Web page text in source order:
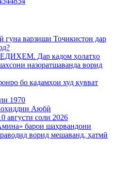
гуна варзиши Тоҷикистон дар
Дар кадом ҳолатҳо
назоратшаванда ворид
бо қадамҳои худ қувват
1970
Аюбӣ
соли 2026
барои шаҳрвандони
ворид мешаванд, ҳатмӣ